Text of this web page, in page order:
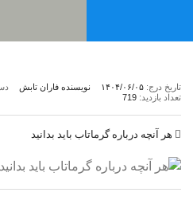
تاریخ درج: ۱۴۰۴/۰۶/۰۵ نویسنده فاران تابش
تعداد بازدید:
هر آنچه درباره گرماتاب باید بدانید